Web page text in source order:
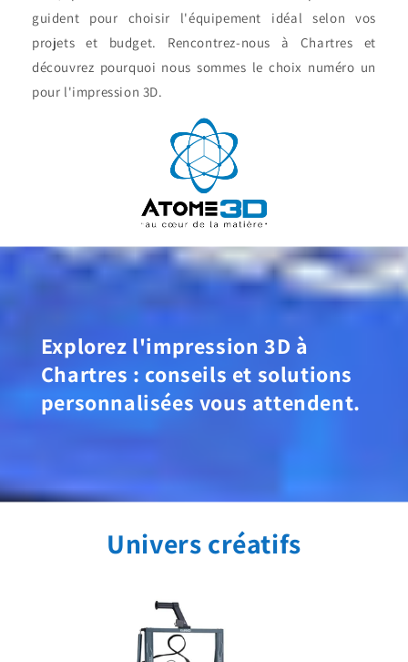
guident pour choisir l'équipement idéal selon vos
projets et budget. Rencontrez-nous à Chartres et
découvrez pourquoi nous sommes le choix numéro un
pour l'impression 3D.
Explorez l'impression 3D à
Chartres : conseils et solutions
personnalisées vous attendent.
Univers créatifs